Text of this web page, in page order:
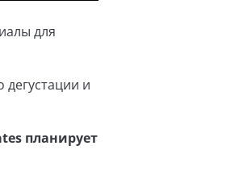
для
и
планирует